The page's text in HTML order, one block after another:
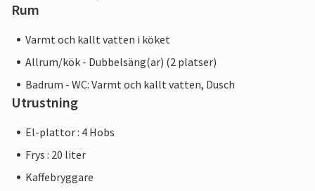
Rum
Varmt och kallt vatten i köket
Allrum/kök - Dubbelsäng(ar) (2 platser)
Badrum - WC: Varmt och kallt vatten, Dusch
Utrustning
El-plattor : 4 Hobs
Frys : 20 liter
Kaffebryggare